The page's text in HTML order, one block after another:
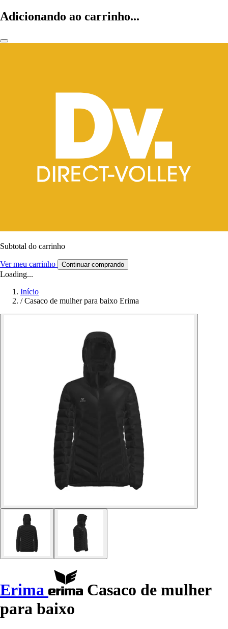
Adicionando ao carrinho...
Subtotal do carrinho
Ver meu carrinho Continuar comprando
Loading...
Início
/ Casaco de mulher para baixo Erima
Erima
Casaco de mulher
para baixo